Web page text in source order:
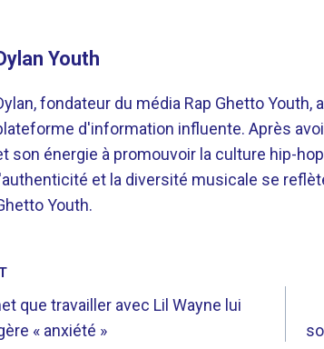
Youth
fondateur du média Rap Ghetto
d'information influente. Après
son énergie à promouvoir la culture hip-
l'authenticité et la diversité musicale se
Youth.
que travailler avec Lil Wayne lui
« anxiété »